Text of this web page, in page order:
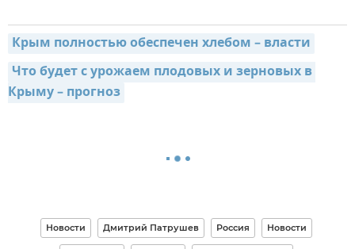
Крым полностью обеспечен хлебом – власти
Что будет с урожаем плодовых и зерновых в
Крыму – прогноз
Новости Дмитрий Патрушев Россия Новости